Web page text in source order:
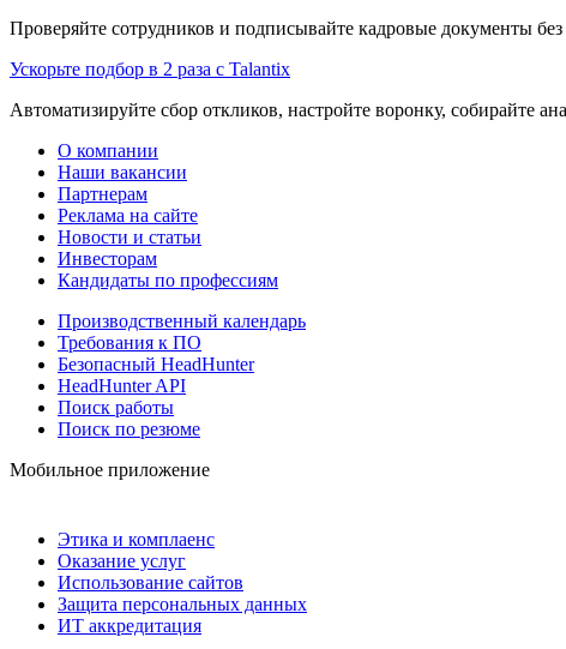
Проверяйте сотрудников и подписывайте кадровые документы
Ускорьте подбор в 2 раза с Talantix
Автоматизируйте сбор откликов, настройте воронку, собирайте
О компании
Наши вакансии
Партнерам
Реклама на сайте
Новости и статьи
Инвесторам
Кандидаты по профессиям
Производственный календарь
Требования к ПО
Безопасный HeadHunter
HeadHunter API
Поиск работы
Поиск по резюме
Мобильное приложение
Этика и комплаенс
Оказание услуг
Использование сайтов
Защита персональных данных
ИТ аккредитация